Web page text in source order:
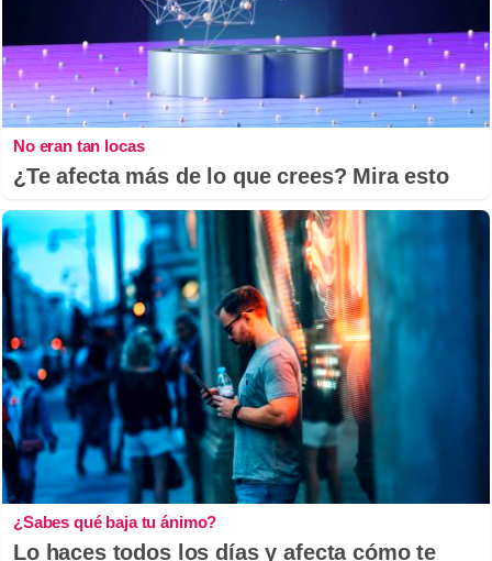
No eran tan locas
¿Te afecta más de lo que crees? Mira esto
¿Sabes qué baja tu ánimo?
Lo haces todos los días y afecta cómo te